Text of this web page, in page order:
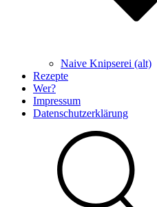
Naive Knipserei (alt)
Rezepte
Wer?
Impressum
Datenschutzerklärung